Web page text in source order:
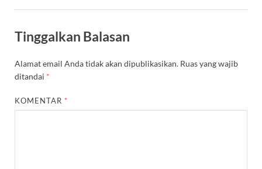
Tinggalkan Balasan
Alamat email Anda tidak akan dipublikasikan. Ruas yang wajib
ditandai *
KOMENTAR *